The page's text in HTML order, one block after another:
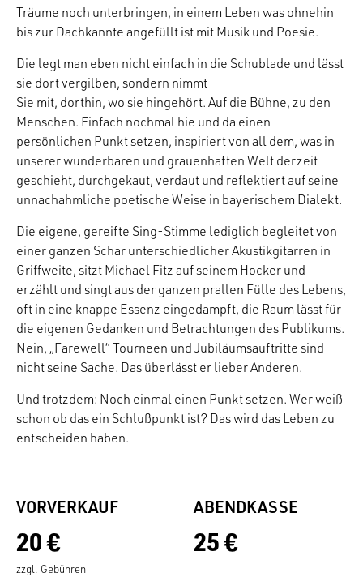
Träume noch unterbringen, in einem Leben was ohnehin
bis zur Dachkannte angefüllt ist mit Musik und Poesie.
Die legt man eben nicht einfach in die Schublade und lässt
sie dort vergilben, sondern nimmt
Sie mit, dorthin, wo sie hingehört. Auf die Bühne, zu den
Menschen. Einfach nochmal hie und da einen
persönlichen Punkt setzen, inspiriert von all dem, was in
unserer wunderbaren und grauenhaften Welt derzeit
geschieht, durchgekaut, verdaut und reflektiert auf seine
unnachahmliche poetische Weise in bayerischem Dialekt.
Die eigene, gereifte Sing-Stimme lediglich begleitet von
einer ganzen Schar unterschiedlicher Akustikgitarren in
Griffweite, sitzt Michael Fitz auf seinem Hocker und
erzählt und singt aus der ganzen prallen Fülle des Lebens,
oft in eine knappe Essenz eingedampft, die Raum lässt für
die eigenen Gedanken und Betrachtungen des Publikums.
Nein, „Farewell“ Tourneen und Jubiläumsauftritte sind
nicht seine Sache. Das überlässt er lieber Anderen.
Und trotzdem: Noch einmal einen Punkt setzen. Wer weiß
schon ob das ein Schlußpunkt ist? Das wird das Leben zu
entscheiden haben.
VORVERKAUF
20 €
zzgl. Gebühren
ABENDKASSE
25 €